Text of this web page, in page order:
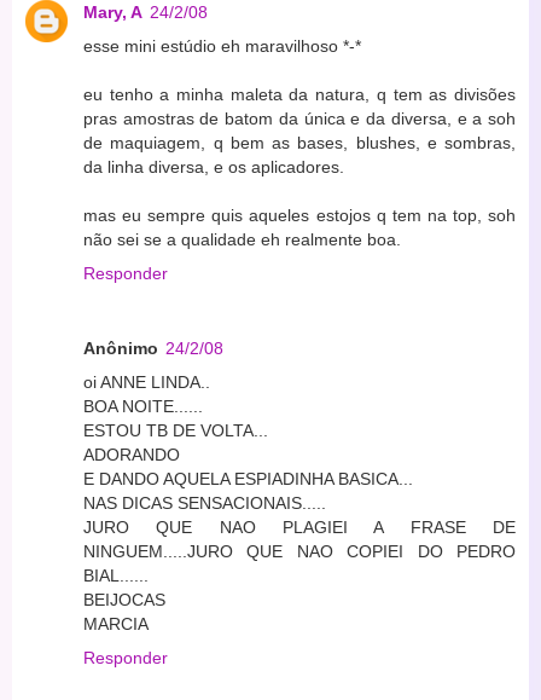
Mary, A 24/2/08
esse mini estúdio eh maravilhoso *-*
eu tenho a minha maleta da natura, q tem as divisões
pras amostras de batom da única e da diversa, e a soh
de maquiagem, q bem as bases, blushes, e sombras,
da linha diversa, e os aplicadores.
mas eu sempre quis aqueles estojos q tem na top, soh
não sei se a qualidade eh realmente boa.
Responder
Anônimo 24/2/08
oi ANNE LINDA..
BOA NOITE......
ESTOU TB DE VOLTA...
ADORANDO
E DANDO AQUELA ESPIADINHA BASICA...
NAS DICAS SENSACIONAIS.....
JURO QUE NAO PLAGIEI A FRASE DE
NINGUEM.....JURO QUE NAO COPIEI DO PEDRO
BIAL......
BEIJOCAS
MARCIA
Responder